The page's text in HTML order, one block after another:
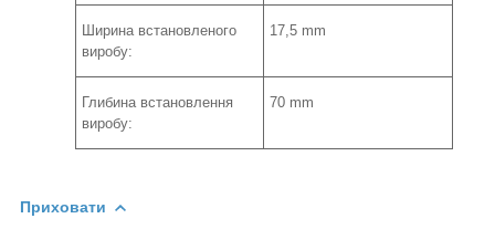
Ширина встановленого
виробу:
17,5 mm
Глибина встановлення
виробу:
70 mm
Приховати